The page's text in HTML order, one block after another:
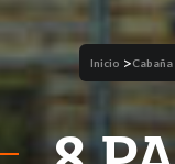
Inicio >